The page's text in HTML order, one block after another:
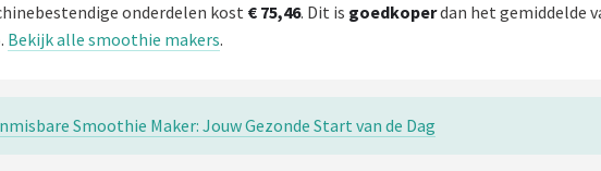
onderdelen kost € 75,46. Dit is goedkoperdan het gemiddelde
Bekijk alle smoothie makers.
Smoothie Maker: Jouw Gezonde Start van de Dag